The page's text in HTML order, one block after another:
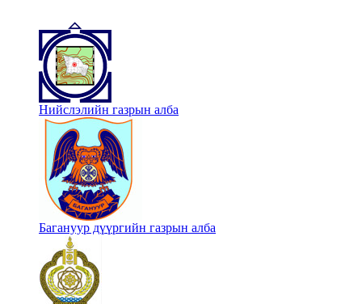
Нийслэлийн газрын алба
Багануур дүүргийн газрын алба